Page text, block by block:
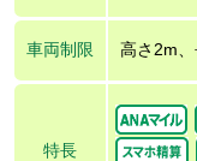
車両制限 高さ2m
特長